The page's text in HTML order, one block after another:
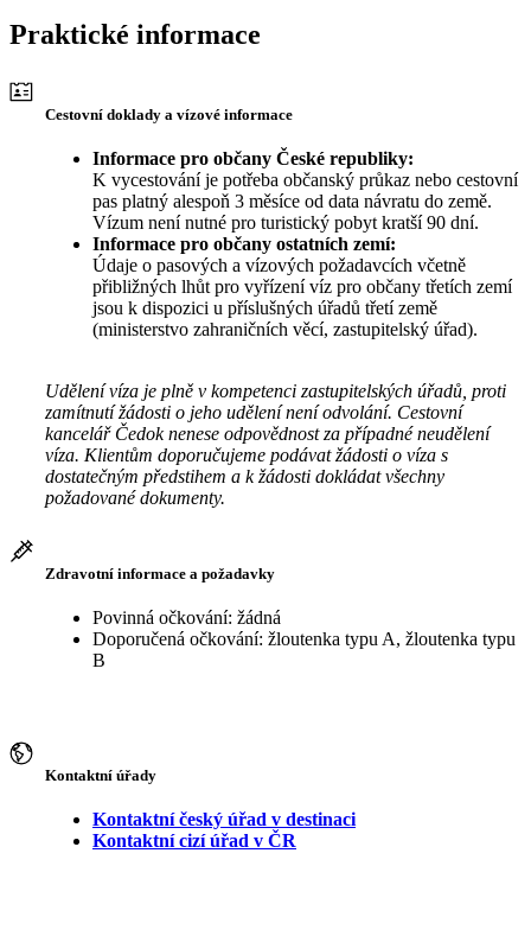
Praktické informace
Cestovní doklady a vízové informace
Informace pro občany České republiky:
K vycestování je potřeba občanský průkaz nebo cestovní
pas platný alespoň 3 měsíce od data návratu do země.
Vízum není nutné pro turistický pobyt kratší 90 dní.
Informace pro občany ostatních zemí:
Údaje o pasových a vízových požadavcích včetně
přibližných lhůt pro vyřízení víz pro občany třetích zemí
jsou k dispozici u příslušných úřadů třetí země
(ministerstvo zahraničních věcí, zastupitelský úřad).
Udělení víza je plně v kompetenci zastupitelských úřadů, proti
zamítnutí žádosti o jeho udělení není odvolání. Cestovní
kancelář Čedok nenese odpovědnost za případné neudělení
víza. Klientům doporučujeme podávat žádosti o víza s
dostatečným předstihem a k žádosti dokládat všechny
požadované dokumenty.
Zdravotní informace a požadavky
Povinná očkování: žádná
Doporučená očkování: žloutenka typu A, žloutenka typu
B
Kontaktní úřady
Kontaktní český úřad v destinaci
Kontaktní cizí úřad v ČR